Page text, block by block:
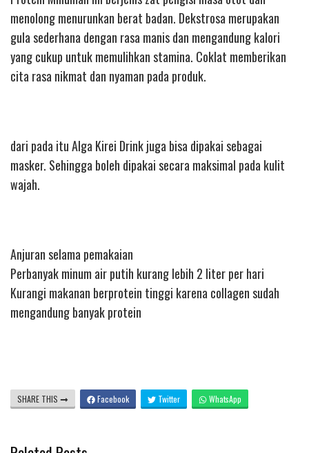
menolong menurunkan berat badan. Dekstrosa merupakan
gula sederhana dengan rasa manis dan mengandung kalori
yang cukup untuk memulihkan stamina. Coklat memberikan
cita rasa nikmat dan nyaman pada produk.
dari pada itu Alga Kirei Drink juga bisa dipakai sebagai
masker. Sehingga boleh dipakai secara maksimal pada kulit
wajah.
Anjuran selama pemakaian
Perbanyak minum air putih kurang lebih 2 liter per hari
Kurangi makanan berprotein tinggi karena collagen sudah
mengandung banyak protein
SHARE THIS Facebook Twitter WhatsApp